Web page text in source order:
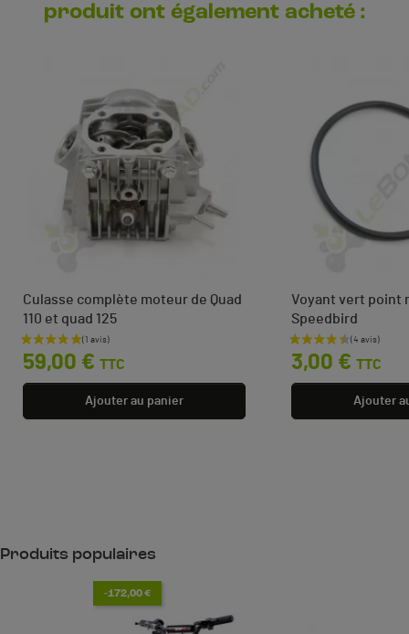
produit ont également acheté :
Culasse complète moteur de Quad
110 et quad 125
Prix
59,00 € TTC
Ajouter au panier
Voyant vert point
Speedbird
Prix
3,00 € TTC
Ajouter
Produits populaires
-172,00 €